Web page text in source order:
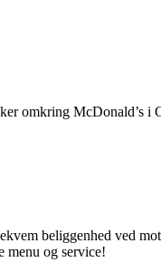
omkring McDonald’s i
beliggenhed ved
menu og service!